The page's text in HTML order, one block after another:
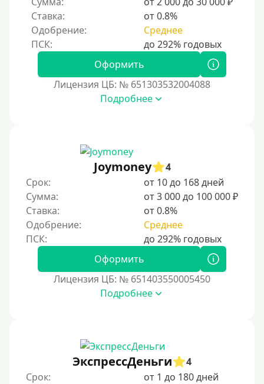
Ставка:
от 0.8%
Одобрение:
Среднее
Оформить
Лицензия ЦБ: № 651303532004088
Подробнее
Joymoney
4
Срок:
от 10 до 168 дней
Сумма:
от 3 000 до 100 000 ₽
Ставка:
от 0.8%
Одобрение:
Среднее
Оформить
Лицензия ЦБ: № 651403550005450
Подробнее
ЭкспрессДеньги
4
Срок:
от 1 до 180 дней